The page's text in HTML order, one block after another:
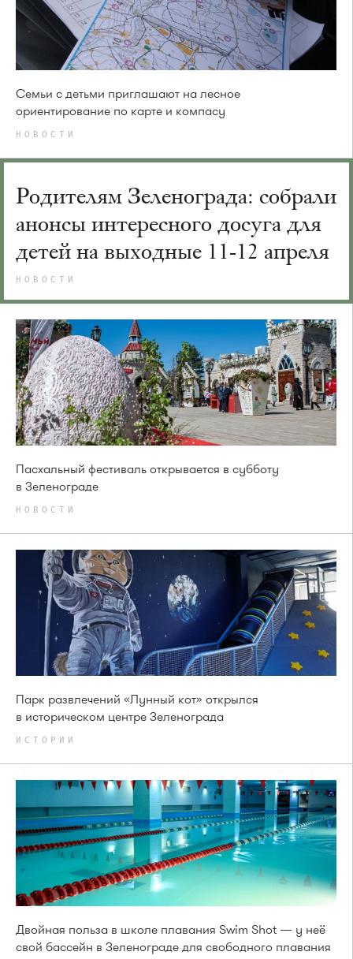
Семьи с детьми приглашают на лесное
ориентирование по карте и компасу
НОВОСТИ
Родителям Зеленограда: собрали
анонсы интересного досуга для
детей на выходные 11-12 апреля
НОВОСТИ
Пасхальный фестиваль открывается в субботу
в Зеленограде
НОВОСТИ
Парк развлечений «Лунный кот» открылся
в историческом центре Зеленограда
ИСТОРИИ
Двойная польза в школе плавания Swim Shot — у неё
свой бассейн в Зеленограде для свободного плавания